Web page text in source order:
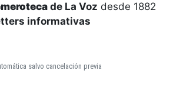
de La Voz desde 1882
informativas
salvo cancelación previa